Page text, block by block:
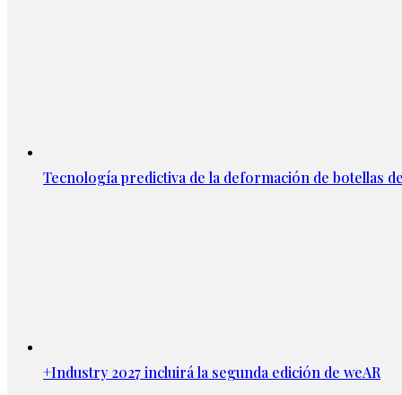
Tecnología predictiva de la deformación de botellas
+Industry 2027 incluirá la segunda edición de weAR